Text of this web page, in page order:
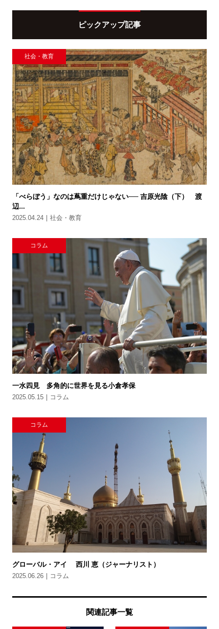
ピックアップ記事
社会・教育
「べらぼう」なのは蔦重だけじゃない── 吉原光陰（下） 渡
辺...
2025.04.24 社会・教育
コラム
一水四見 多角的に世界を見る小倉孝保
2025.05.15 コラム
コラム
グローバル・アイ 西川 恵（ジャーナリスト）
2025.06.26 コラム
関連記事一覧